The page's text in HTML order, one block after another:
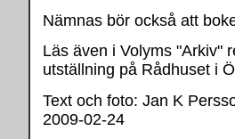
Nämnas bör också att
Läs även i Volyms "Arkiv"
utställning på Rådhuset i
Text och foto: Jan K
2009-02-24